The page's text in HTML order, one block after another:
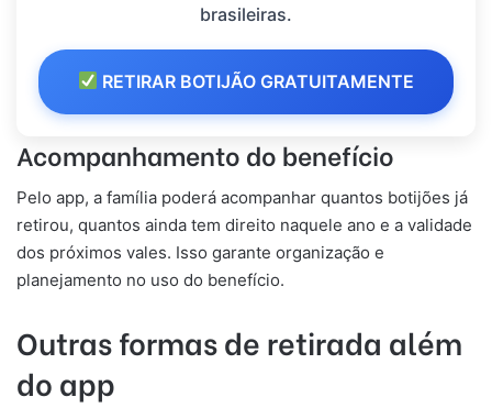
brasileiras.
RETIRAR BOTIJÃO GRATUITAMENTE
Acompanhamento do benefício
Pelo app, a família poderá acompanhar quantos botijões já
retirou, quantos ainda tem direito naquele ano e a validade
dos próximos vales. Isso garante organização e
planejamento no uso do benefício.
Outras formas de retirada além
do app